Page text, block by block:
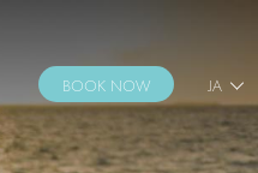
JA
BOOK NOW